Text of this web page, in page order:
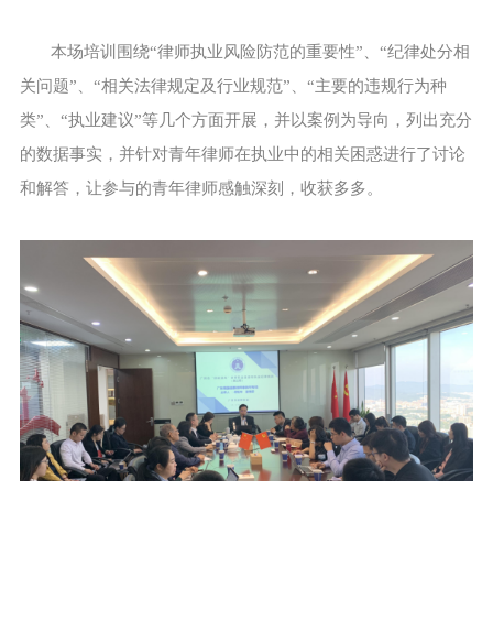
本场培训围绕“律师执业风险防范的重要性”、“纪律处分相
关问题”、“相关法律规定及行业规范”、“主要的违规行为种
类”、“执业建议”等几个方面开展，并以案例为导向，列出充分
的数据事实，并针对青年律师在执业中的相关困惑进行了讨论
和解答，让参与的青年律师感触深刻，收获多多。